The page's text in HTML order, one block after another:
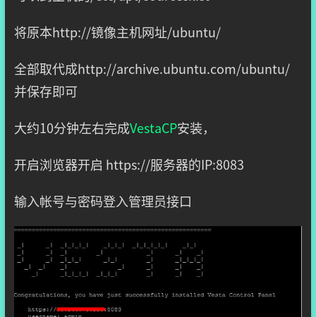
将原本http://镜像主机网址/ubuntu/
全部取代成http://archive.ubuntu.com/ubuntu/
并保存即可
大约10分钟左右完成VestaCP安装，
开启浏览器开启 https://服务器的IP:8083
输入帐号与密码登入管理员接口